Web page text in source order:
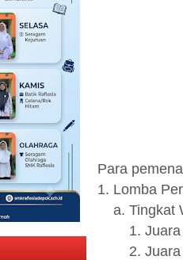
Para
1. Lomba
a. Tingkat
1. Juara 1
2. Juara 2